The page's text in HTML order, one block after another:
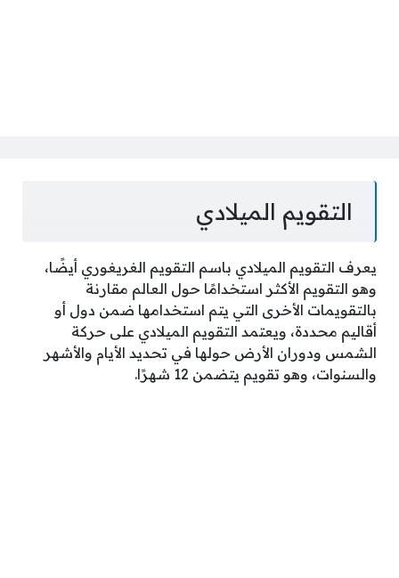
التقويم الميلادي
يعرف التقويم الميلادي باسم التقويم الغريغوري أيضًا،
وهو التقويم الأكثر استخدامًا حول العالم مقارنة
بالتقويمات الأخرى التي يتم استخدامها ضمن دول أو
أقاليم محددة، ويعتمد التقويم الميلادي على حركة
الشمس ودوران الأرض حولها في تحديد الأيام والأشهر
والسنوات، وهو تقويم يتضمن 12 شهرًا.